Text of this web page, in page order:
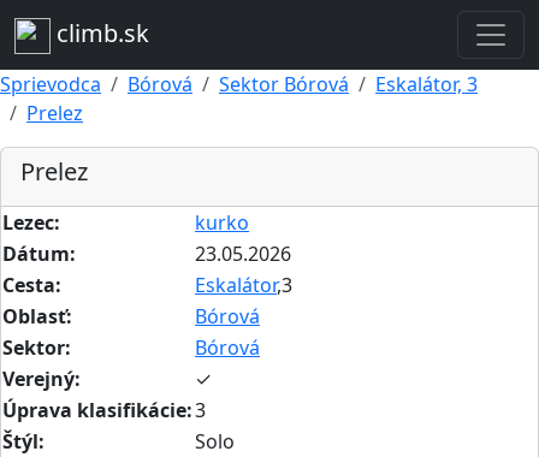
climb.sk
Sprievodca Bórová Sektor Bórová
Eskalátor, 3
Prelez
Prelez
Lezec:
kurko
Dátum:
23.05.2026
Cesta:
Eskalátor,3
Oblasť:
Bórová
Sektor:
Bórová
Verejný:
✓
Úprava klasifikácie:3
Štýl:
Solo